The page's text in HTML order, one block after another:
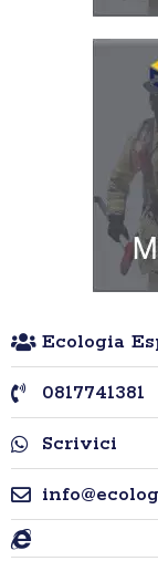
Ecologia
0817741381
Scrivici